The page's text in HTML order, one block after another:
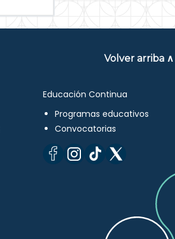
Volver arriba ∧
Educación Continua
Programas educativos
Convocatorias